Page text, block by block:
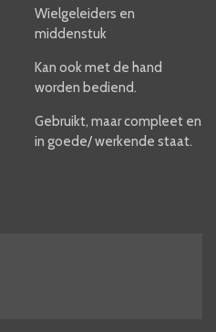
Wielgeleiders en
middenstuk
Kan ook met de hand
worden bediend.
Gebruikt, maar compleet en
in goede/ werkende staat.